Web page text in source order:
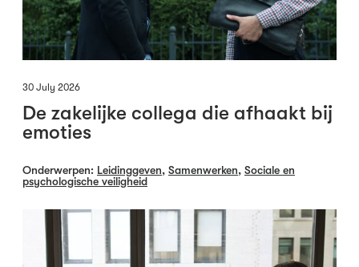
30 July 2026
De zakelijke collega die afhaakt bij
emoties
Onderwerpen: Leidinggeven, Samenwerken, Sociale en
psychologische veiligheid